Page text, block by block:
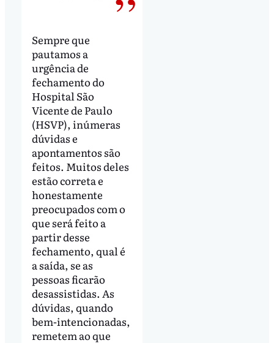
Sempre que
pautamos a
urgência de
fechamento do
Hospital São
Vicente de Paulo
(HSVP), inúmeras
dúvidas e
apontamentos são
feitos. Muitos deles
estão correta e
honestamente
preocupados com o
que será feito a
partir desse
fechamento, qual é
a saída, se as
pessoas ficarão
desassistidas. As
dúvidas, quando
bem-intencionadas,
remetem ao que